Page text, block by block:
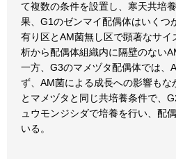
て複数の条件を設置し、寒天共培
果、G1のゼンマイ配偶体はいくつ
有り区とAM菌無し区で顕著なサ
析から配偶体組織内に隔壁のない
一方、G3のマメヅタ配偶体では、
ず、AM菌による成長への影響もな
とマメヅタと同じ共培養条件で、
ュウモンジシダで培養を行い、配
いる。